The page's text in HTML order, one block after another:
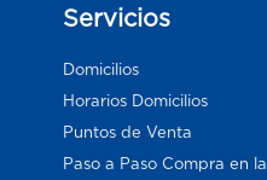
Servicios
Domicilios
Horarios Domicilios
Puntos de Venta
Paso a Paso Compra en la